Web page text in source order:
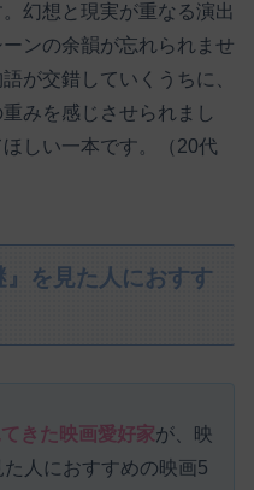
幻想と現実が重なる演出
ンの余韻が忘れられませ
が交錯していくうちに、
みを感じさせられまし
しい一本です。（20代
を見た人におすす
きた映画愛好家が、映
人におすすめの映画5